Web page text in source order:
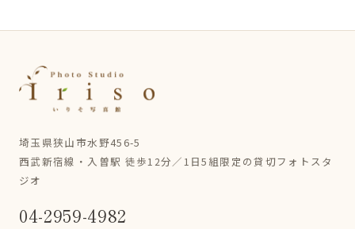
埼玉県狭山市水野456-5
西武新宿線・入曽駅 徒歩12分／1日5組限定の貸切フォトスタ
ジオ
04-2959-4982